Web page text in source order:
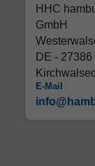
HHC
GmbH
DE - 27386
E-Mail